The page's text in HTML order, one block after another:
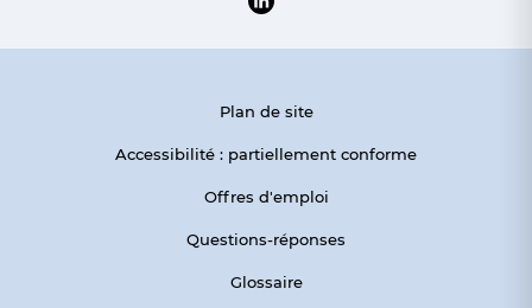
Plan de site
Accessibilité : partiellement conforme
Offres d'emploi
Questions-réponses
Glossaire